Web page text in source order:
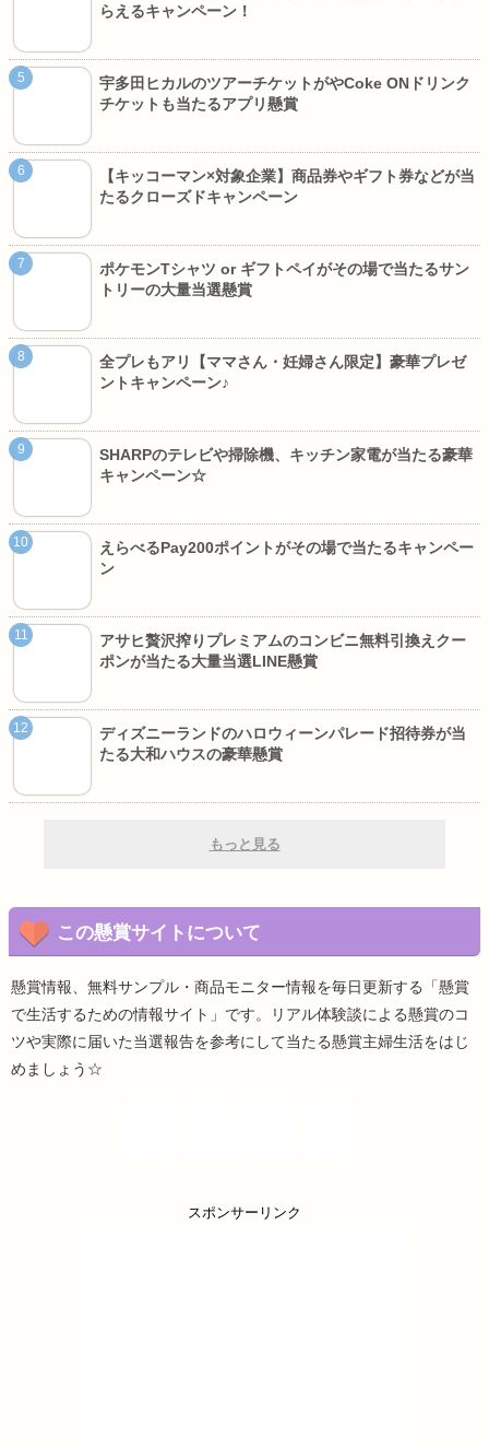
らえるキャンペーン！
宇多田ヒカルのツアーチケットがやCoke ONドリンク
チケットも当たるアプリ懸賞
【キッコーマン×対象企業】商品券やギフト券などが当
たるクローズドキャンペーン
ポケモンTシャツ or ギフトペイがその場で当たるサン
トリーの大量当選懸賞
全プレもアリ【ママさん・妊婦さん限定】豪華プレゼ
ントキャンペーン♪
SHARPのテレビや掃除機、キッチン家電が当たる豪華
キャンペーン☆
えらべるPay200ポイントがその場で当たるキャンペー
ン
アサヒ贅沢搾りプレミアムのコンビニ無料引換えクー
ポンが当たる大量当選LINE懸賞
ディズニーランドのハロウィーンパレード招待券が当
たる大和ハウスの豪華懸賞
もっと見る
この懸賞サイトについて
懸賞情報、無料サンプル・商品モニター情報を毎日更新する「懸賞
で生活するための情報サイト」です。リアル体験談による懸賞のコ
ツや実際に届いた当選報告を参考にして当たる懸賞主婦生活をはじ
めましょう☆
スポンサーリンク